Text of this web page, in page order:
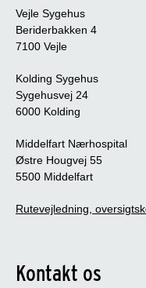
Vejle Sygehus
Beriderbakken 4
7100 Vejle
Kolding Sygehus
Sygehusvej 24
6000 Kolding
Middelfart Nærhospital
Østre Hougvej 55
5500 Middelfart
Rutevejledning,
Kontakt os